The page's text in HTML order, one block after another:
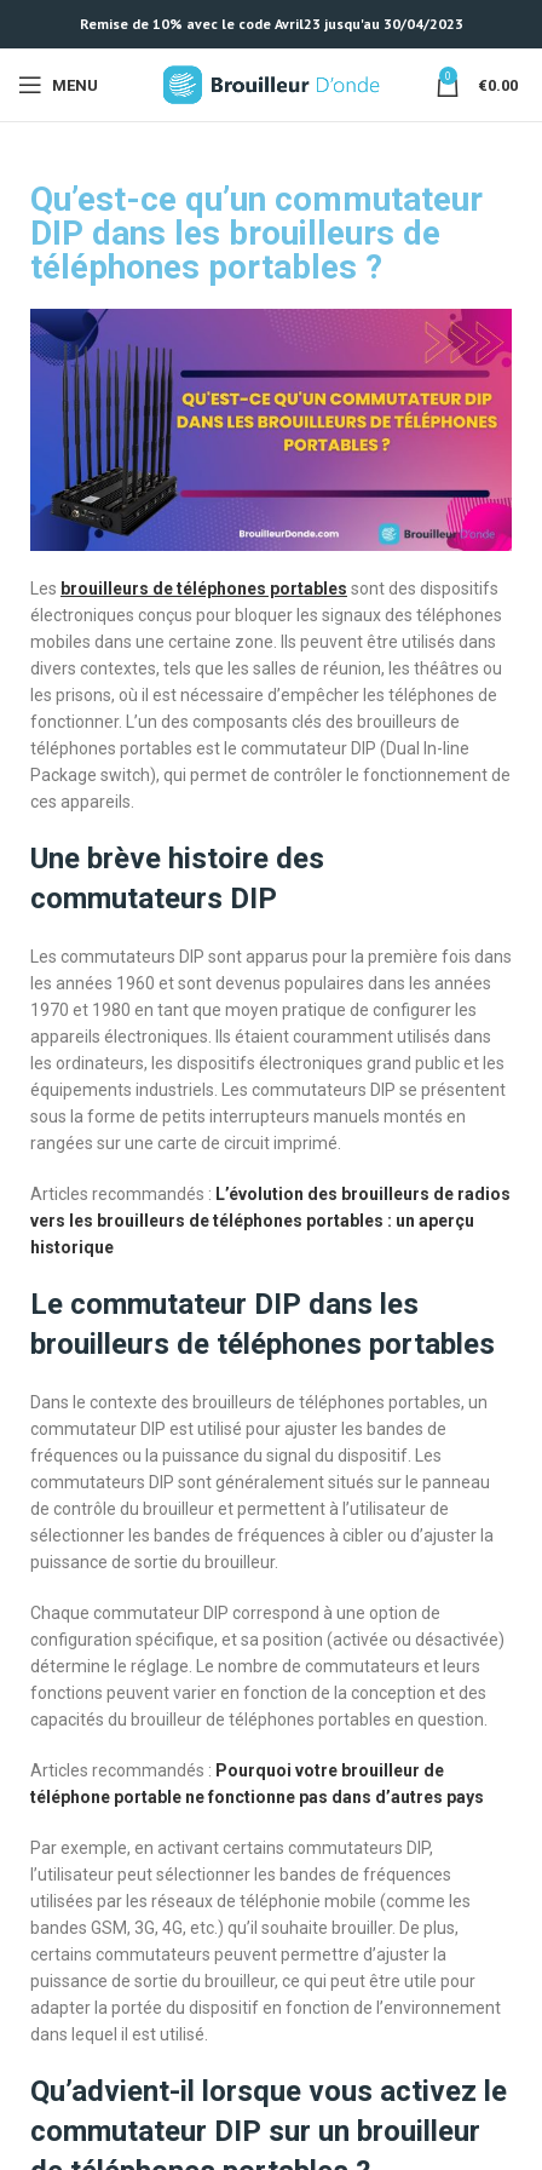
Remise de 10% avec le code Avril23 jusqu'au 30/04/2023
MENU 0 €0.00
Qu’est-ce qu’un commutateur
DIP dans les brouilleurs de
téléphones portables ?
Les brouilleurs de téléphones portables sont des dispositifs
électroniques conçus pour bloquer les signaux des téléphones
mobiles dans une certaine zone. Ils peuvent être utilisés dans
divers contextes, tels que les salles de réunion, les théâtres ou
les prisons, où il est nécessaire d’empêcher les téléphones de
fonctionner. L’un des composants clés des brouilleurs de
téléphones portables est le commutateur DIP (Dual In-line
Package switch), qui permet de contrôler le fonctionnement de
ces appareils.
Une brève histoire des
commutateurs DIP
Les commutateurs DIP sont apparus pour la première fois dans
les années 1960 et sont devenus populaires dans les années
1970 et 1980 en tant que moyen pratique de configurer les
appareils électroniques. Ils étaient couramment utilisés dans
les ordinateurs, les dispositifs électroniques grand public et les
équipements industriels. Les commutateurs DIP se présentent
sous la forme de petits interrupteurs manuels montés en
rangées sur une carte de circuit imprimé.
Articles recommandés : L’évolution des brouilleurs de radios
vers les brouilleurs de téléphones portables : un aperçu
historique
Le commutateur DIP dans les
brouilleurs de téléphones portables
Dans le contexte des brouilleurs de téléphones portables, un
commutateur DIP est utilisé pour ajuster les bandes de
fréquences ou la puissance du signal du dispositif. Les
commutateurs DIP sont généralement situés sur le panneau
de contrôle du brouilleur et permettent à l’utilisateur de
sélectionner les bandes de fréquences à cibler ou d’ajuster la
puissance de sortie du brouilleur.
Chaque commutateur DIP correspond à une option de
configuration spécifique, et sa position (activée ou désactivée)
détermine le réglage. Le nombre de commutateurs et leurs
fonctions peuvent varier en fonction de la conception et des
capacités du brouilleur de téléphones portables en question.
Articles recommandés : Pourquoi votre brouilleur de
téléphone portable ne fonctionne pas dans d’autres pays
Par exemple, en activant certains commutateurs DIP,
l’utilisateur peut sélectionner les bandes de fréquences
utilisées par les réseaux de téléphonie mobile (comme les
bandes GSM, 3G, 4G, etc.) qu’il souhaite brouiller. De plus,
certains commutateurs peuvent permettre d’ajuster la
puissance de sortie du brouilleur, ce qui peut être utile pour
adapter la portée du dispositif en fonction de l’environnement
dans lequel il est utilisé.
Qu’advient-il lorsque vous activez le
commutateur DIP sur un brouilleur